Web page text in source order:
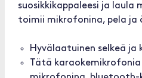
suosikkikappaleesi ja laula
toimii mikrofonina, pela ja
Hyvälaatuinen selkeä ja
Tätä